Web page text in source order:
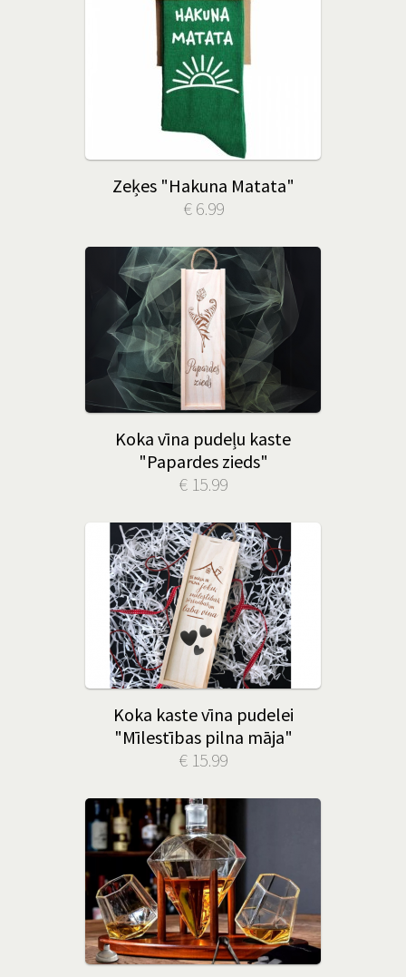
Zeķes "Hakuna Matata"
€ 6.99
Koka vīna pudeļu kaste
"Papardes zieds"
€ 15.99
Koka kaste vīna pudelei
"Mīlestības pilna māja"
€ 15.99